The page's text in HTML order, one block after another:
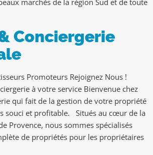
marchés de la région Sud et de toute
Conciergerie
Promoteurs Rejoignez Nous !
à votre service Bienvenue chez
qui fait de la gestion de votre propriété
souci et profitable. Situés au cœur de la
Provence, nous sommes spécialisés
de propriétés pour les propriétaires